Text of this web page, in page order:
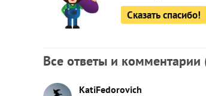
Сказать спасибо!
Все ответы и комментарии
KatiFedorovich